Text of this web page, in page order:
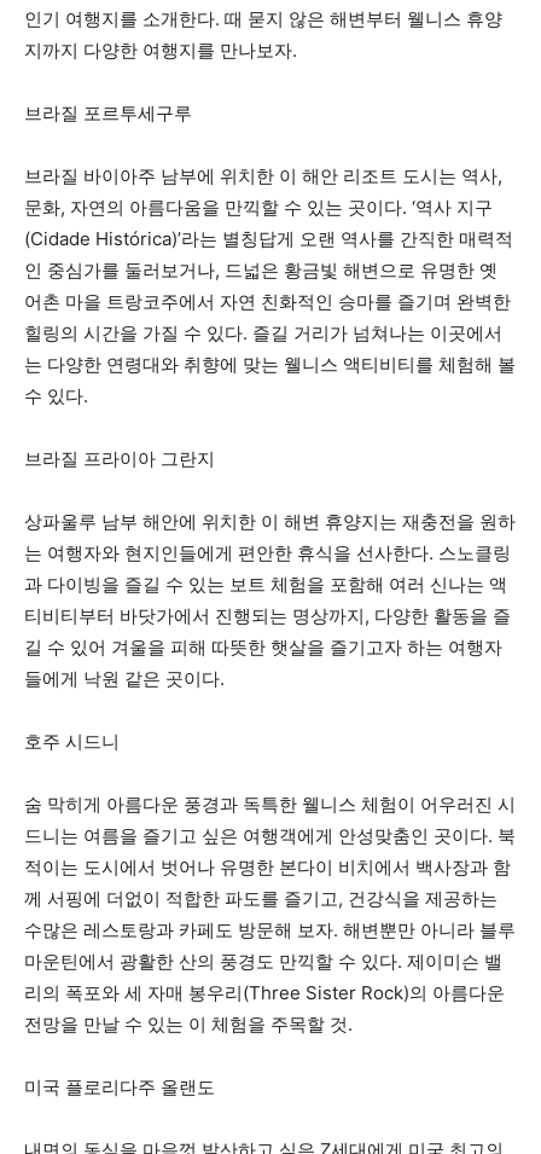
인기 여행지를 소개한다. 때 묻지 않은 해변부터 웰니스 휴양
지까지 다양한 여행지를 만나보자.
브라질 포르투세구루
브라질 바이아주 남부에 위치한 이 해안 리조트 도시는 역사,
문화, 자연의 아름다움을 만끽할 수 있는 곳이다. ‘역사 지구
(Cidade Histórica)’라는 별칭답게 오랜 역사를 간직한 매력적
인 중심가를 둘러보거나, 드넓은 황금빛 해변으로 유명한 옛
어촌 마을 트랑코주에서 자연 친화적인 승마를 즐기며 완벽한
힐링의 시간을 가질 수 있다. 즐길 거리가 넘쳐나는 이곳에서
는 다양한 연령대와 취향에 맞는 웰니스 액티비티를 체험해 볼
수 있다.
브라질 프라이아 그란지
상파울루 남부 해안에 위치한 이 해변 휴양지는 재충전을 원하
는 여행자와 현지인들에게 편안한 휴식을 선사한다. 스노클링
과 다이빙을 즐길 수 있는 보트 체험을 포함해 여러 신나는 액
티비티부터 바닷가에서 진행되는 명상까지, 다양한 활동을 즐
길 수 있어 겨울을 피해 따뜻한 햇살을 즐기고자 하는 여행자
들에게 낙원 같은 곳이다.
호주 시드니
숨 막히게 아름다운 풍경과 독특한 웰니스 체험이 어우러진 시
드니는 여름을 즐기고 싶은 여행객에게 안성맞춤인 곳이다. 북
적이는 도시에서 벗어나 유명한 본다이 비치에서 백사장과 함
께 서핑에 더없이 적합한 파도를 즐기고, 건강식을 제공하는
수많은 레스토랑과 카페도 방문해 보자. 해변뿐만 아니라 블루
마운틴에서 광활한 산의 풍경도 만끽할 수 있다. 제이미슨 밸
리의 폭포와 세 자매 봉우리(Three Sister Rock)의 아름다운
전망을 만날 수 있는 이 체험을 주목할 것.
미국 플로리다주 올랜도
내면의 동심을 마음껏 발산하고 싶은 Z세대에게 미국 최고의